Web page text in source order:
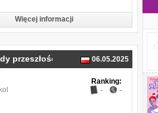
Więcej informacji
przeszłości 06.05.2025
Ranking:
- -